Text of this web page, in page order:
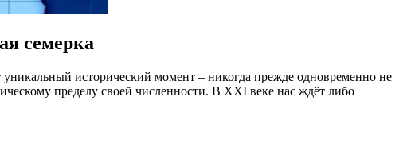
семерка
исторический момент – никогда прежде одновременно не
пределу своей численности. В XXI веке нас ждёт либо